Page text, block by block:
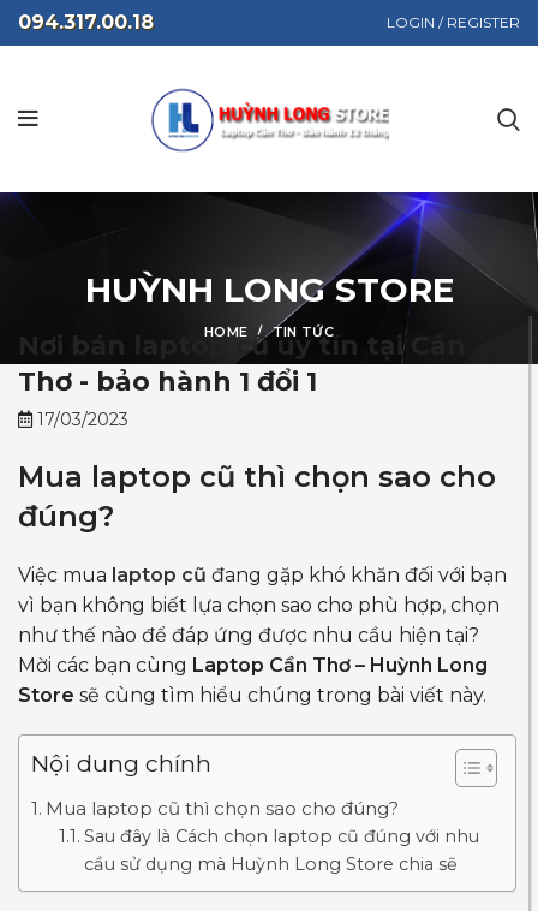
094.317.00.18 LOGIN / REGISTER
HUỲNH LONG STORE
HOME TIN TỨC
Nơi bán laptop cũ uy tín tại Cần
Thơ - bảo hành 1 đổi 1
17/03/2023
Mua laptop cũ thì chọn sao cho
đúng?
Việc mua laptop cũ đang gặp khó khăn đối với bạn
vì bạn không biết lựa chọn sao cho phù hợp, chọn
như thế nào để đáp ứng được nhu cầu hiện tại?
Mời các bạn cùng Laptop Cần Thơ – Huỳnh Long
Store sẽ cùng tìm hiểu chúng trong bài viết này.
Nội dung chính
Mua laptop cũ thì chọn sao cho đúng?
Sau đây là Cách chọn laptop cũ đúng với nhu
cầu sử dụng mà Huỳnh Long Store chia sẽ